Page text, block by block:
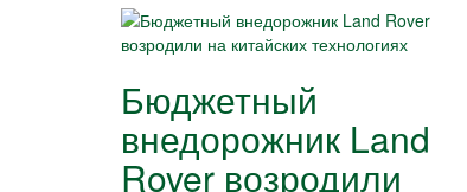
Бюджетный
внедорожник Land
Rover возродили